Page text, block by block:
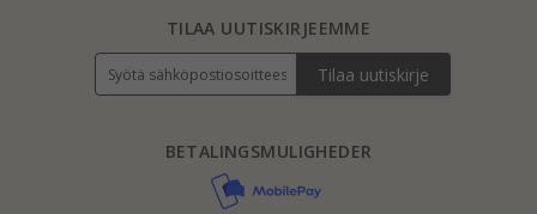
BETALINGSMULIGHEDER
TILAA UUTISKIRJEEMME
Tilaa uutiskirje